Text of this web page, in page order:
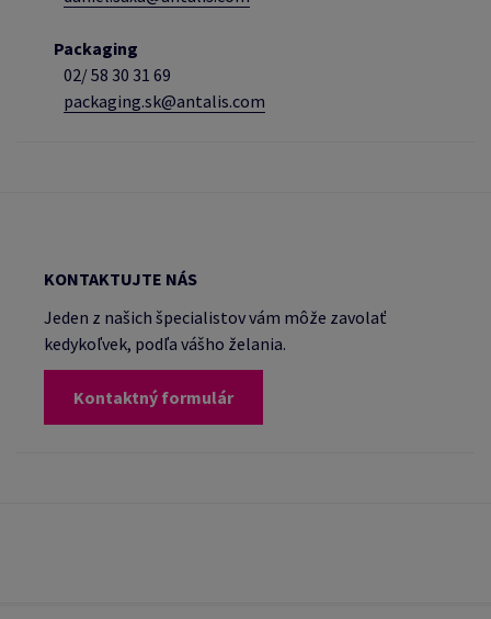
Packaging
02/58 30 31 69
packaging.sk@antalis.com
KONTAKTUJTE NÁS
Jeden z našich špecialistov vám môže zavolať
kedykoľvek, podľa vášho želania.
Kontaktný formulár